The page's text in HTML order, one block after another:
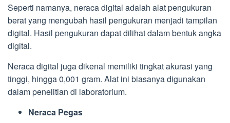
Seperti namanya, neraca digital adalah alat pengukuran
berat yang mengubah hasil pengukuran menjadi tampilan
digital. Hasil pengukuran dapat dilihat dalam bentuk angka
digital.
Neraca digital juga dikenal memiliki tingkat akurasi yang
tinggi, hingga 0,001 gram. Alat ini biasanya digunakan
dalam penelitian di laboratorium.
Neraca Pegas